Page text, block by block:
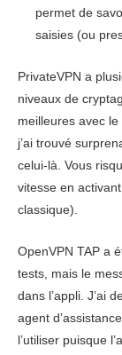
permet de
saisies (ou
PrivateVPN a
niveaux de
meilleures avec
j’ai trouvé
celui-là. Vous
vitesse en
classique).
OpenVPN TAP a
tests, mais le
dans l’appli. J’ai
agent
l’utiliser puisque